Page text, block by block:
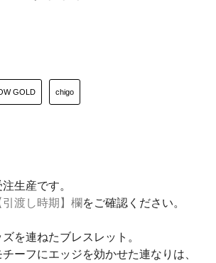
GOLD chigo
生産です。
引渡し時期】欄をご確認ください。
を連ねたブレスレット。
ーフにエッジを効かせた連なりは、